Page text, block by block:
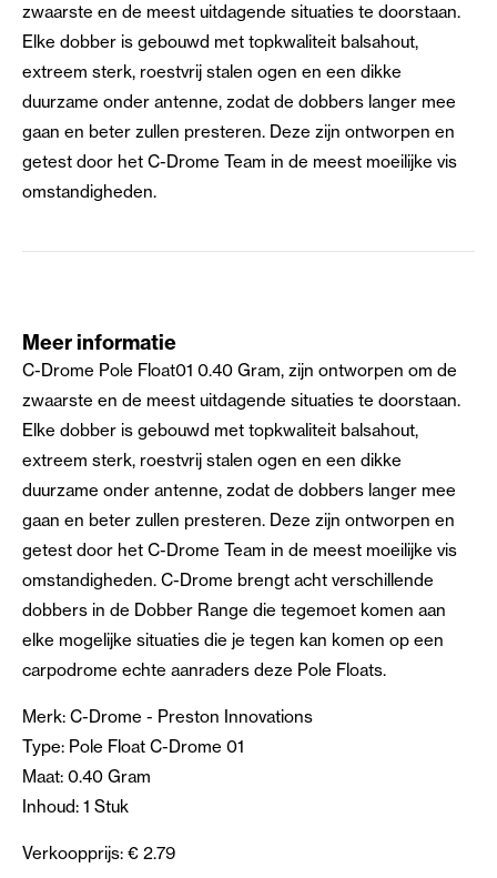
zwaarste en de meest uitdagende situaties te doorstaan.
Elke dobber is gebouwd met topkwaliteit balsahout,
extreem sterk, roestvrij stalen ogen en een dikke
duurzame onder antenne, zodat de dobbers langer mee
gaan en beter zullen presteren. Deze zijn ontworpen en
getest door het C-Drome Team in de meest moeilijke vis
omstandigheden.
Meer informatie
C-Drome Pole Float01 0.40 Gram, zijn ontworpen om de
zwaarste en de meest uitdagende situaties te doorstaan.
Elke dobber is gebouwd met topkwaliteit balsahout,
extreem sterk, roestvrij stalen ogen en een dikke
duurzame onder antenne, zodat de dobbers langer mee
gaan en beter zullen presteren. Deze zijn ontworpen en
getest door het C-Drome Team in de meest moeilijke vis
omstandigheden. C-Drome brengt acht verschillende
dobbers in de Dobber Range die tegemoet komen aan
elke mogelijke situaties die je tegen kan komen op een
carpodrome echte aanraders deze Pole Floats.
Merk: C-Drome - Preston Innovations
Type: Pole Float C-Drome 01
Maat: 0.40 Gram
Inhoud: 1 Stuk
Verkoopprijs: € 2.79